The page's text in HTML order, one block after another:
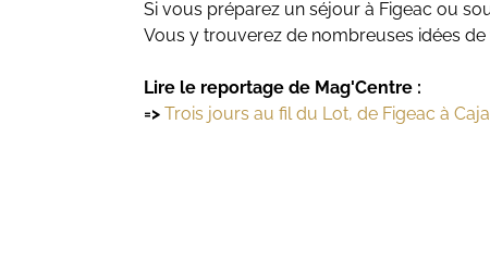
Si vous préparez un séjour à Figeac ou
Vous y trouverez de nombreuses idées
Lire le reportage de Mag'Centre :
=> Trois jours au fil du Lot, de Figeac à